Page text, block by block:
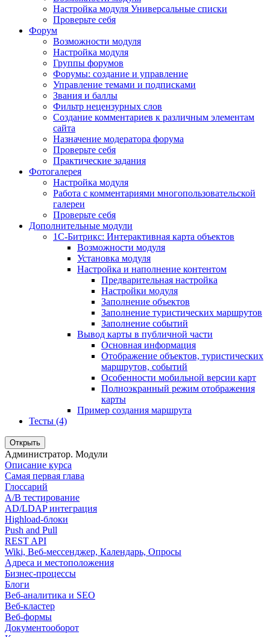
Настройка модуля Универсальные списки
Проверьте себя
Форум
Возможности модуля
Настройка модуля
Группы форумов
Форумы: создание и управление
Управление темами и подписками
Звания и баллы
Фильтр нецензурных слов
Создание комментариев к различным элементам
сайта
Назначение модератора форума
Проверьте себя
Практические задания
Фотогалерея
Настройка модуля
Работа с комментариями многопользовательской
галереи
Проверьте себя
Дополнительные модули
1С-Битрикс: Интерактивная карта объектов
Возможности модуля
Установка модуля
Настройка и наполнение контентом
Предварительная настройка
Настройки модуля
Заполнение объектов
Заполнение туристических маршрутов
Заполнение событий
Вывод карты в публичной части
Основная информация
Отображение объектов, туристических
маршрутов, событий
Особенности мобильной версии карт
Полноэкранный режим отображения
карты
Пример создания маршрута
Тесты (4)
Открыть
Администратор. Модули
Описание курса
Самая первая глава
Глоссарий
A/B тестирование
AD/LDAP интеграция
Highload-блоки
Push and Pull
REST API
Wiki, Веб-мессенджер, Календарь, Опросы
Адреса и местоположения
Бизнес-процессы
Блоги
Веб-аналитика и SEO
Веб-кластер
Веб-формы
Документооборот